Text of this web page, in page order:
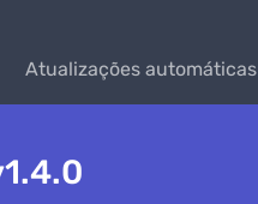
Atualizações automáticas